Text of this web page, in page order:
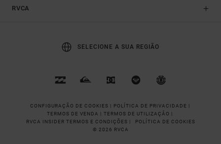
RVCA
SELECIONE A SUA REGIÃO
CONFIGURAÇÃO DE COOKIES | POLÍTICA DE PRIVACIDADE |
TERMOS DE VENDA | TERMOS DE UTILIZAÇÂO |
RVCA INSIDER TERMOS E CONDIÇÕES |
POLÍTICA DE COOKIES
© 2026 RVCA